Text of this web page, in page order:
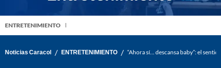
ENTRETENIMIENTO
Noticias Caracol / ENTRETENIMIENTO / “Ahora sí… descansa baby”: el